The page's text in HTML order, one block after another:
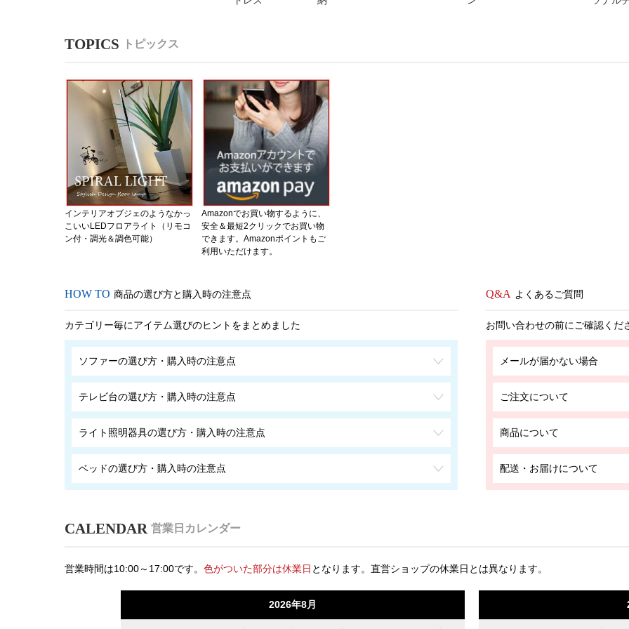
トピックス
インテリアオブジェのようなかっ
こいいLEDフロアライト（リモコ
ン付・調光＆調色可能）
Amazonでお買い物するように、
安全＆最短2クリックでお買い物
できます。Amazonポイントもご
利用いただけます。
商品の選び方と購入時の注意点
カテゴリー毎にアイテム選びのヒントをまとめました
ソファーの選び方・購入時の注意点
テレビ台の選び方・購入時の注意点
ライト照明器具の選び方・購入時の注意点
ベッドの選び方・購入時の注意点
よくあるご質問
お問い合わせの前にご確認くだ
メールが届かない場合
ご注文について
商品について
配送・お届けについて
営業日カレンダー
営業時間は10:00～17:00です。 色がついた部分は休業日 となります。 直営ショップの休業日とは異なります。
2026年8月